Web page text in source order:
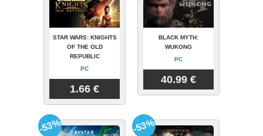
STAR WARS: KNIGHTS
OF THE OLD
REPUBLIC
PC
1.66 €
BLACK MYTH:
WUKONG
PC
40.99 €
-53% -53%